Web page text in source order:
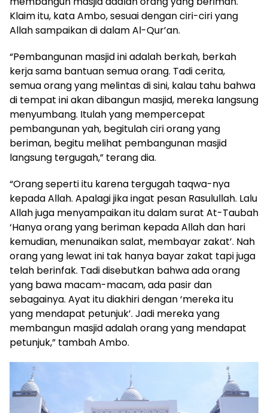
Klaim itu, kata Ambo, sesuai dengan ciri-ciri yang
Allah sampaikan di dalam Al-Qur’an.
“Pembangunan masjid ini adalah berkah, berkah
kerja sama bantuan semua orang. Tadi cerita,
semua orang yang melintas di sini, kalau tahu bahwa
di tempat ini akan dibangun masjid, mereka langsung
menyumbang. Itulah yang mempercepat
pembangunan yah, begitulah ciri orang yang
beriman, begitu melihat pembangunan masjid
langsung tergugah,” terang dia.
“Orang seperti itu karena tergugah taqwa-nya
kepada Allah. Apalagi jika ingat pesan Rasulullah. Lalu
Allah juga menyampaikan itu dalam surat At-Taubah
‘Hanya orang yang beriman kepada Allah dan hari
kemudian, menunaikan salat, membayar zakat’. Nah
orang yang lewat ini tak hanya bayar zakat tapi juga
telah berinfak. Tadi disebutkan bahwa ada orang
yang bawa macam-macam, ada pasir dan
sebagainya. Ayat itu diakhiri dengan ‘mereka itu
yang mendapat petunjuk’. Jadi mereka yang
membangun masjid adalah orang yang mendapat
petunjuk,” tambah Ambo.